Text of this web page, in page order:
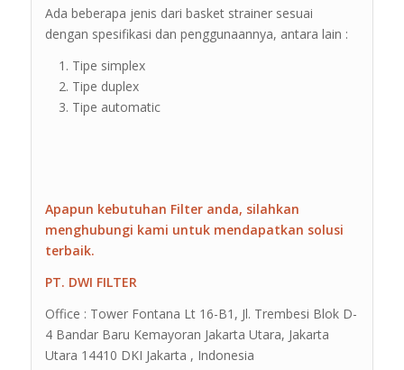
Ada beberapa jenis dari basket strainer sesuai
dengan spesifikasi dan penggunaannya, antara lain :
Tipe simplex
Tipe duplex
Tipe automatic
Apapun kebutuhan Filter anda, silahkan
menghubungi kami untuk mendapatkan solusi
terbaik.
PT. DWI FILTER
Office : Tower Fontana Lt 16-B1, Jl. Trembesi Blok D-
4 Bandar Baru Kemayoran Jakarta Utara, Jakarta
Utara 14410 DKI Jakarta , Indonesia